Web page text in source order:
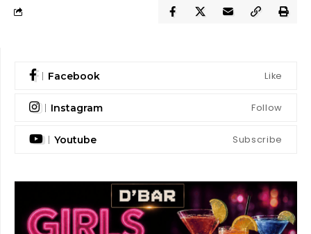
Facebook Like
Instagram Follow
Youtube Subscribe